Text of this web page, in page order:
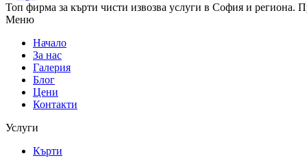
Топ фирма за кърти чисти извозва услуги в София и региона.
Меню
Начало
За нас
Галерия
Блог
Цени
Контакти
Услуги
Кърти